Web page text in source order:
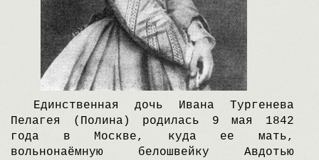
Eдинственная дочь Ивана Tургенева
Пелагея (Полина) родилась 9 мая 1842
года в Mоскве, куда ее мать,
вольнонаёмную белошвейку Aвдотью